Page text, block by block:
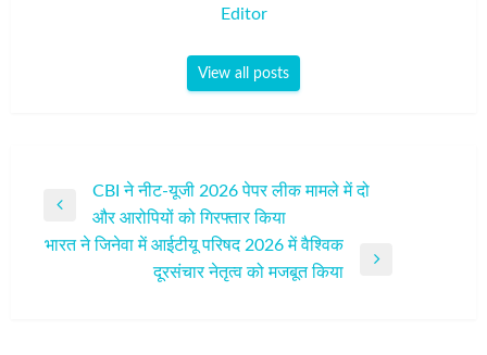
Editor
View all posts
नेविगेशन
Previous
Post
CBI ने नीट-यूजी 2026 पेपर लीक मामले में दो
और आरोपियों को गिरफ्तार किया
भारत ने जिनेवा में आईटीयू परिषद 2026 में वैश्विक
दूरसंचार नेतृत्व को मजबूत किया